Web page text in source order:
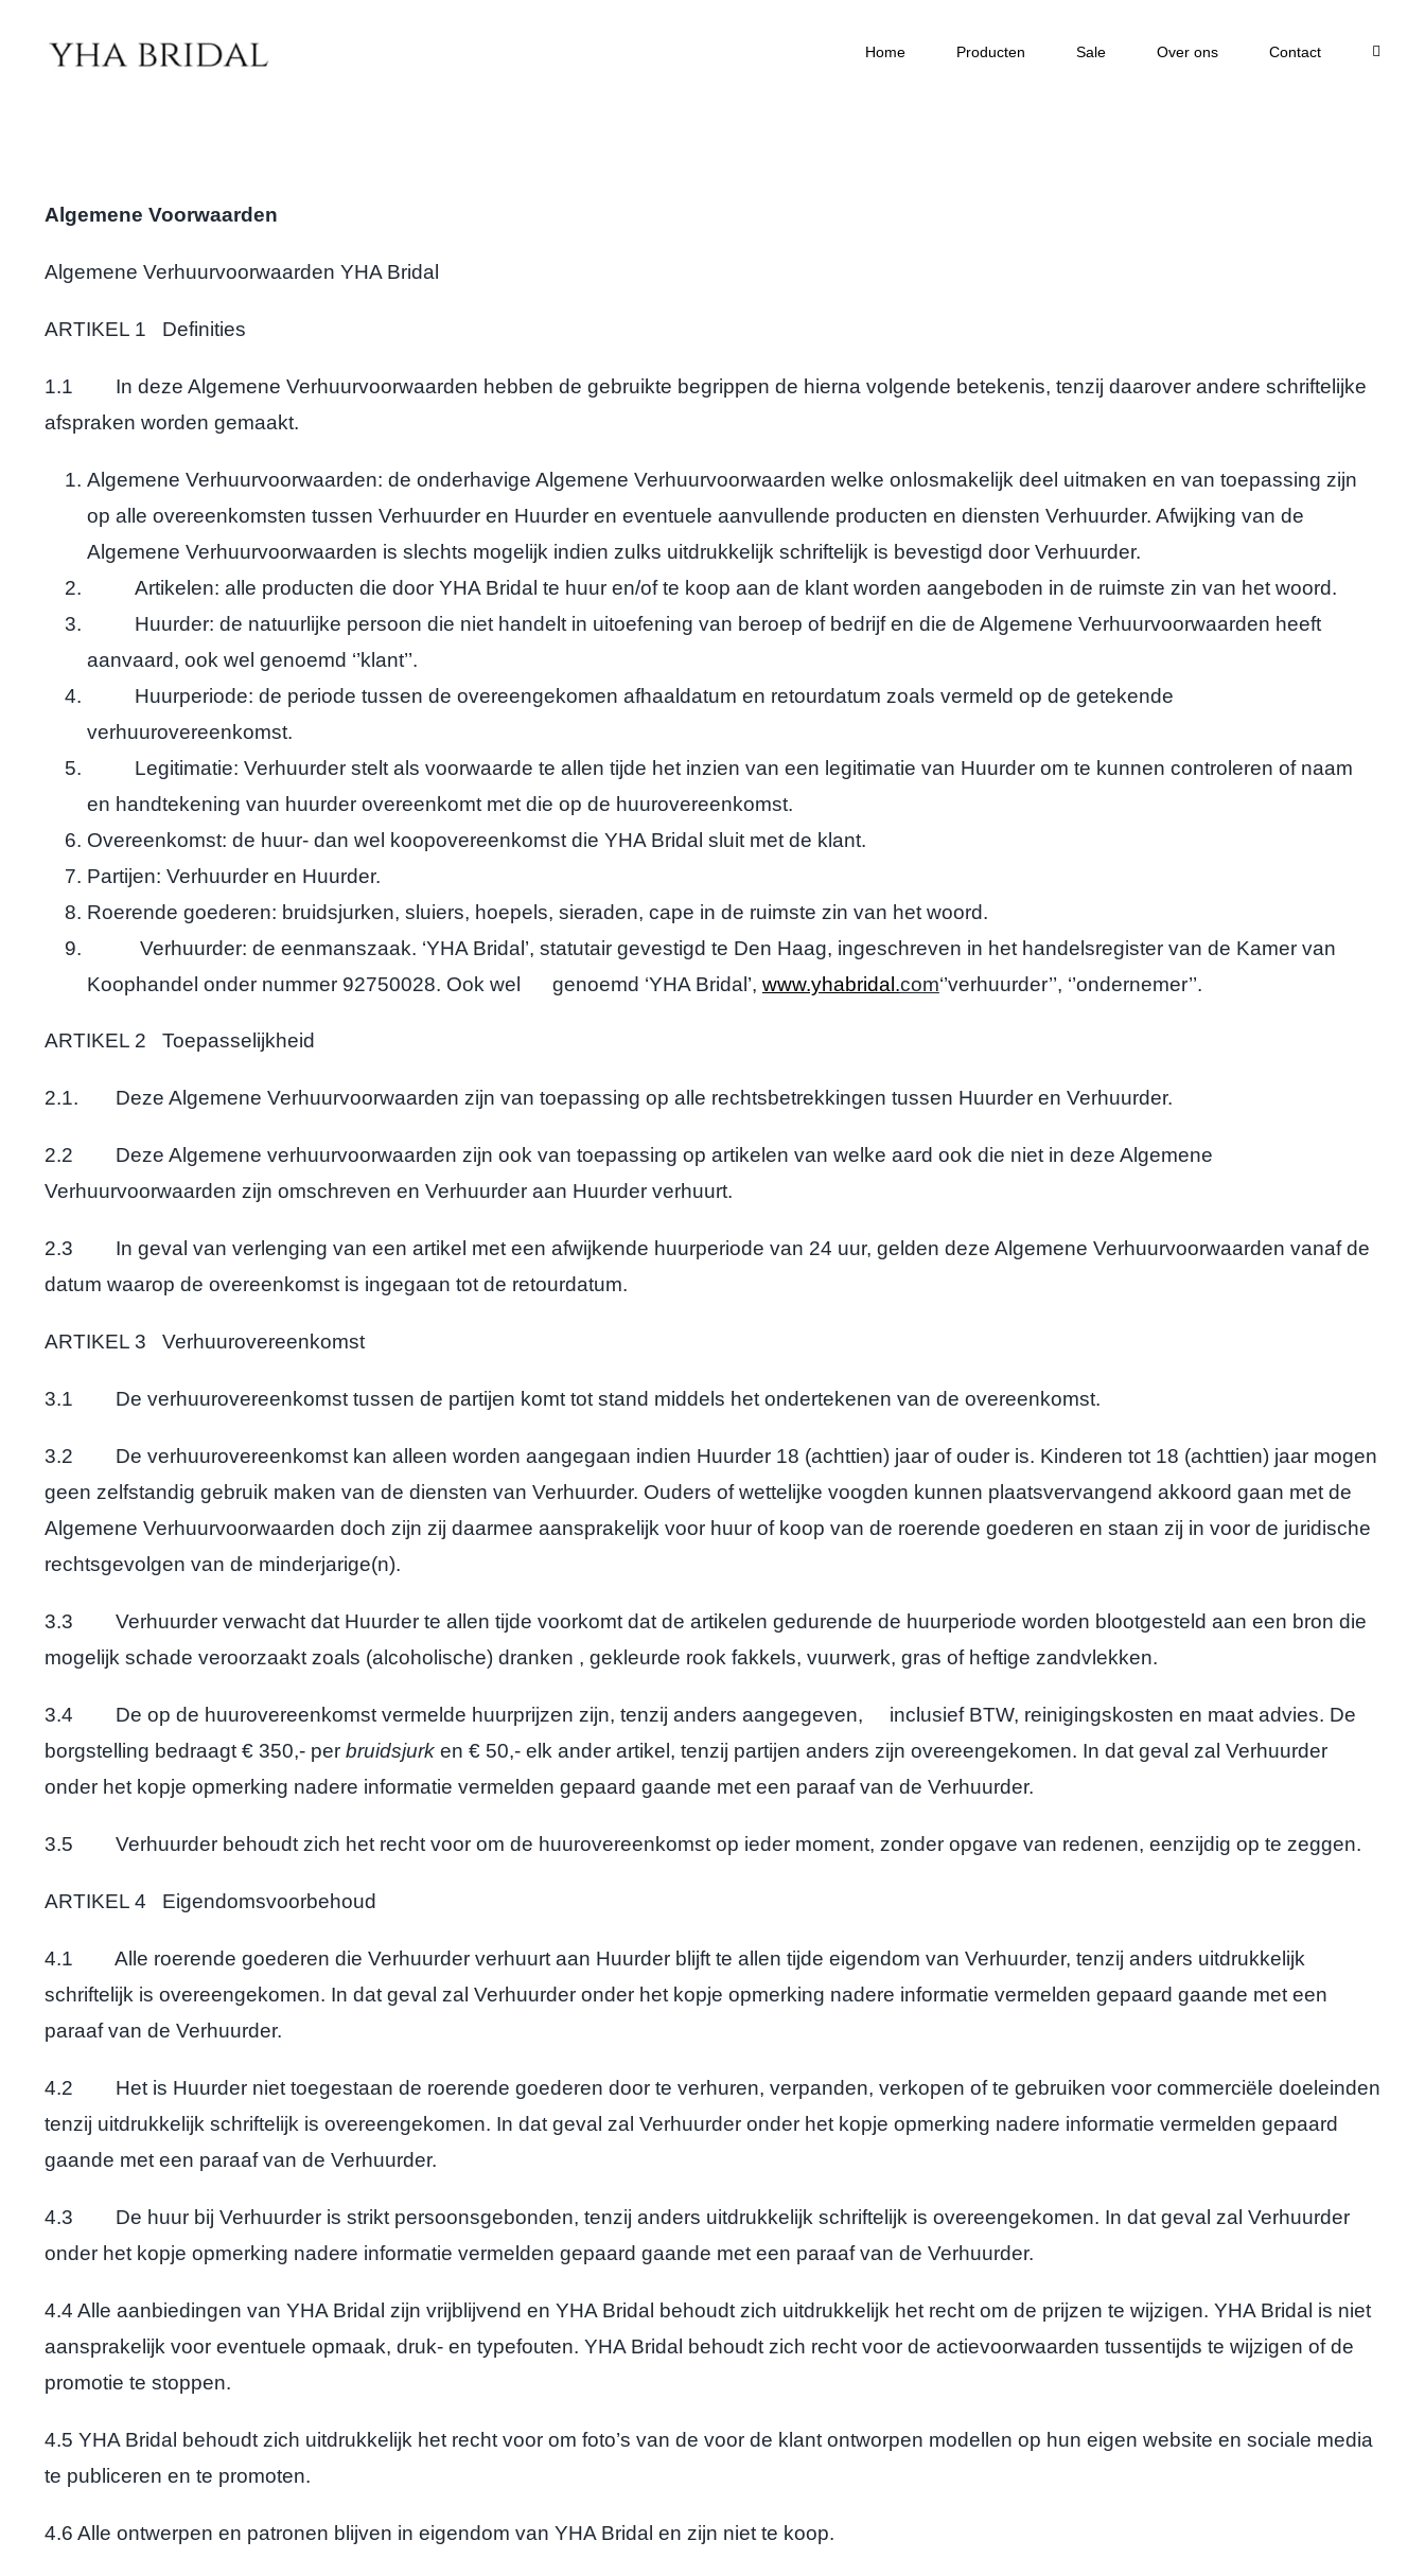
Home Producten Sale Over ons Contact
Algemene Voorwaarden
Algemene Verhuurvoorwaarden YHA Bridal
ARTIKEL 1 Definities
1.1 In deze Algemene Verhuurvoorwaarden hebben de gebruikte begrippen de hierna volgende betekenis, tenzij daarover andere schriftelijke
afspraken worden gemaakt.
Algemene Verhuurvoorwaarden: de onderhavige Algemene Verhuurvoorwaarden welke onlosmakelijk deel uitmaken en van toepassing zijn
op alle overeenkomsten tussen Verhuurder en Huurder en eventuele aanvullende producten en diensten Verhuurder. Afwijking van de
Algemene Verhuurvoorwaarden is slechts mogelijk indien zulks uitdrukkelijk schriftelijk is bevestigd door Verhuurder.
Artikelen: alle producten die door YHA Bridal te huur en/of te koop aan de klant worden aangeboden in de ruimste zin van het woord.
Huurder: de natuurlijke persoon die niet handelt in uitoefening van beroep of bedrijf en die de Algemene Verhuurvoorwaarden heeft
aanvaard, ook wel genoemd ‘’klant’’.
Huurperiode: de periode tussen de overeengekomen afhaaldatum en retourdatum zoals vermeld op de getekende
verhuurovereenkomst.
Legitimatie: Verhuurder stelt als voorwaarde te allen tijde het inzien van een legitimatie van Huurder om te kunnen controleren of naam
en handtekening van huurder overeenkomt met die op de huurovereenkomst.
Overeenkomst: de huur- dan wel koopovereenkomst die YHA Bridal sluit met de klant.
Partijen: Verhuurder en Huurder.
Roerende goederen: bruidsjurken, sluiers, hoepels, sieraden, cape in de ruimste zin van het woord.
Verhuurder: de eenmanszaak. ‘YHA Bridal’, statutair gevestigd te Den Haag, ingeschreven in het handelsregister van de Kamer van
Koophandel onder nummer 92750028. Ook wel genoemd ‘YHA Bridal’, www.yhabridal.com‘’verhuurder’’, ‘’ondernemer’’.
ARTIKEL 2 Toepasselijkheid
2.1. Deze Algemene Verhuurvoorwaarden zijn van toepassing op alle rechtsbetrekkingen tussen Huurder en Verhuurder.
2.2 Deze Algemene verhuurvoorwaarden zijn ook van toepassing op artikelen van welke aard ook die niet in deze Algemene
Verhuurvoorwaarden zijn omschreven en Verhuurder aan Huurder verhuurt.
2.3 In geval van verlenging van een artikel met een afwijkende huurperiode van 24 uur, gelden deze Algemene Verhuurvoorwaarden vanaf de
datum waarop de overeenkomst is ingegaan tot de retourdatum.
ARTIKEL 3 Verhuurovereenkomst
3.1 De verhuurovereenkomst tussen de partijen komt tot stand middels het ondertekenen van de overeenkomst.
3.2 De verhuurovereenkomst kan alleen worden aangegaan indien Huurder 18 (achttien) jaar of ouder is. Kinderen tot 18 (achttien) jaar mogen
geen zelfstandig gebruik maken van de diensten van Verhuurder. Ouders of wettelijke voogden kunnen plaatsvervangend akkoord gaan met de
Algemene Verhuurvoorwaarden doch zijn zij daarmee aansprakelijk voor huur of koop van de roerende goederen en staan zij in voor de juridische
rechtsgevolgen van de minderjarige(n).
3.3 Verhuurder verwacht dat Huurder te allen tijde voorkomt dat de artikelen gedurende de huurperiode worden blootgesteld aan een bron die
mogelijk schade veroorzaakt zoals (alcoholische) dranken , gekleurde rook fakkels, vuurwerk, gras of heftige zandvlekken.
3.4 De op de huurovereenkomst vermelde huurprijzen zijn, tenzij anders aangegeven, inclusief BTW, reinigingskosten en maat advies. De
borgstelling bedraagt € 350,- per bruidsjurken € 50,- elk ander artikel, tenzij partijen anders zijn overeengekomen. In dat geval zal Verhuurder
onder het kopje opmerking nadere informatie vermelden gepaard gaande met een paraaf van de Verhuurder.
3.5 Verhuurder behoudt zich het recht voor om de huurovereenkomst op ieder moment, zonder opgave van redenen, eenzijdig op te zeggen.
ARTIKEL 4 Eigendomsvoorbehoud
4.1 Alle roerende goederen die Verhuurder verhuurt aan Huurder blijft te allen tijde eigendom van Verhuurder, tenzij anders uitdrukkelijk
schriftelijk is overeengekomen. In dat geval zal Verhuurder onder het kopje opmerking nadere informatie vermelden gepaard gaande met een
paraaf van de Verhuurder.
4.2 Het is Huurder niet toegestaan de roerende goederen door te verhuren, verpanden, verkopen of te gebruiken voor commerciële doeleinden
tenzij uitdrukkelijk schriftelijk is overeengekomen. In dat geval zal Verhuurder onder het kopje opmerking nadere informatie vermelden gepaard
gaande met een paraaf van de Verhuurder.
4.3 De huur bij Verhuurder is strikt persoonsgebonden, tenzij anders uitdrukkelijk schriftelijk is overeengekomen. In dat geval zal Verhuurder
onder het kopje opmerking nadere informatie vermelden gepaard gaande met een paraaf van de Verhuurder.
4.4 Alle aanbiedingen van YHA Bridal zijn vrijblijvend en YHA Bridal behoudt zich uitdrukkelijk het recht om de prijzen te wijzigen. YHA Bridal is niet
aansprakelijk voor eventuele opmaak, druk- en typefouten. YHA Bridal behoudt zich recht voor de actievoorwaarden tussentijds te wijzigen of de
promotie te stoppen.
4.5 YHA Bridal behoudt zich uitdrukkelijk het recht voor om foto’s van de voor de klant ontworpen modellen op hun eigen website en sociale media
te publiceren en te promoten.
4.6 Alle ontwerpen en patronen blijven in eigendom van YHA Bridal en zijn niet te koop.